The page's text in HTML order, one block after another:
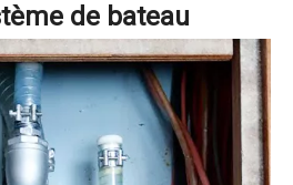
de bateau